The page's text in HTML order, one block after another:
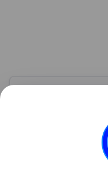
приумножить
Просто и емко
новичков и